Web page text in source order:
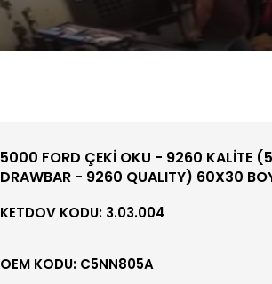
5000 FORD ÇEKİ OKU - 9260 KALİTE
DRAWBAR - 9260 QUALITY) 60X30
KETDOV KODU: 3.03.004
OEM KODU: C5NN805A